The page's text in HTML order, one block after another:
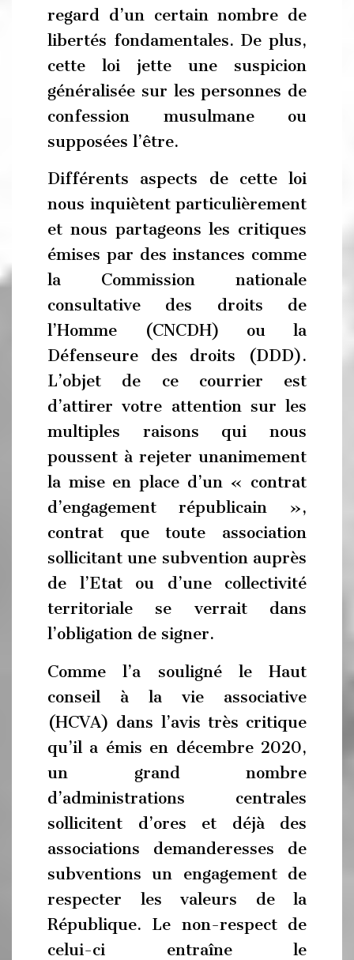
regard d’un certain nombre de
libertés fondamentales. De plus,
cette loi jette une suspicion
généralisée sur les personnes de
confession musulmane ou
supposées l’être.
Différents aspects de cette loi
nous inquiètent particulièrement
et nous partageons les critiques
émises par des instances comme
la Commission nationale
consultative des droits de
l’Homme (CNCDH) ou la
Défenseure des droits (DDD).
L’objet de ce courrier est
d’attirer votre attention sur les
multiples raisons qui nous
poussent à rejeter unanimement
la mise en place d’un « contrat
d’engagement républicain »,
contrat que toute association
sollicitant une subvention auprès
de l’Etat ou d’une collectivité
territoriale se verrait dans
l’obligation de signer.
Comme l’a souligné le Haut
conseil à la vie associative
(HCVA) dans l’avis très critique
qu’il a émis en décembre 2020,
un grand nombre
d’administrations centrales
sollicitent d’ores et déjà des
associations demanderesses de
subventions un engagement de
respecter les valeurs de la
République. Le non-respect de
celui-ci entraîne le